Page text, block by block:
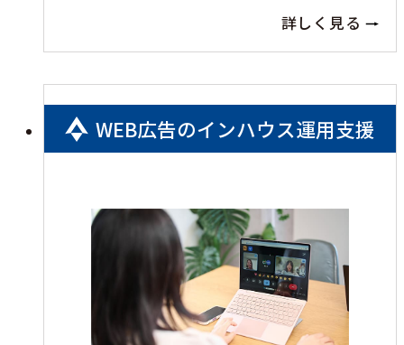
詳しく見る
WEB広告のインハウス運用支援